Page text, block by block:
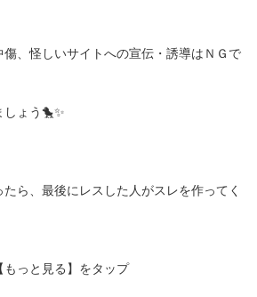
、怪しいサイトへの宣伝・誘導はＮＧで
ょう🐤✨
ら、最後にレスした人がスレを作ってく
もっと見る】をタップ